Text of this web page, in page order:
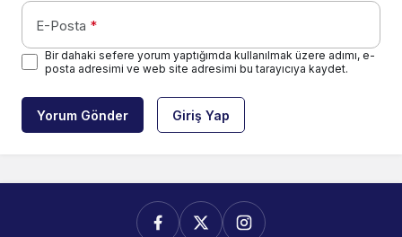
E-Posta *
Bir dahaki sefere yorum yaptığımda kullanılmak üzere adımı, e-
posta adresimi ve web site adresimi bu tarayıcıya kaydet.
Yorum Gönder Giriş Yap